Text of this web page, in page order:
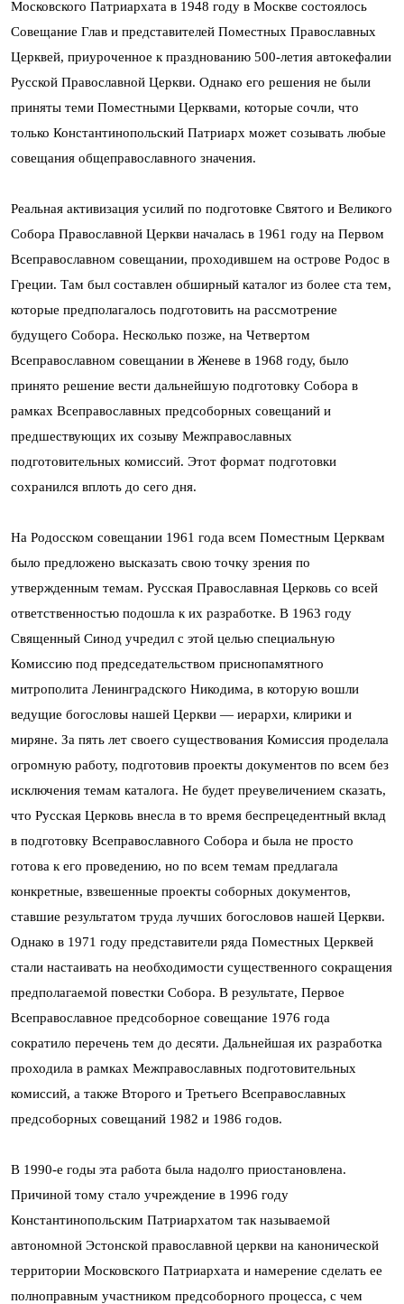
Московского Патриархата в 1948 году в Москве состоялось
Совещание Глав и представителей Поместных Православных
Церквей, приуроченное к празднованию 500-летия автокефалии
Русской Православной Церкви. Однако его решения не были
приняты теми Поместными Церквами, которые сочли, что
только Константинопольский Патриарх может созывать любые
совещания общеправославного значения.
Реальная активизация усилий по подготовке Святого и Великого
Собора Православной Церкви началась в 1961 году на Первом
Всеправославном совещании, проходившем на острове Родос в
Греции. Там был составлен обширный каталог из более ста тем,
которые предполагалось подготовить на рассмотрение
будущего Собора. Несколько позже, на Четвертом
Всеправославном совещании в Женеве в 1968 году, было
принято решение вести дальнейшую подготовку Собора в
рамках Всеправославных предсоборных совещаний и
предшествующих их созыву Межправославных
подготовительных комиссий. Этот формат подготовки
сохранился вплоть до сего дня.
На Родосском совещании 1961 года всем Поместным Церквам
было предложено высказать свою точку зрения по
утвержденным темам. Русская Православная Церковь со всей
ответственностью подошла к их разработке. В 1963 году
Священный Синод учредил с этой целью специальную
Комиссию под председательством приснопамятного
митрополита Ленинградского Никодима, в которую вошли
ведущие богословы нашей Церкви — иерархи, клирики и
миряне. За пять лет своего существования Комиссия проделала
огромную работу, подготовив проекты документов по всем без
исключения темам каталога. Не будет преувеличением сказать,
что Русская Церковь внесла в то время беспрецедентный вклад
в подготовку Всеправославного Собора и была не просто
готова к его проведению, но по всем темам предлагала
конкретные, взвешенные проекты соборных документов,
ставшие результатом труда лучших богословов нашей Церкви.
Однако в 1971 году представители ряда Поместных Церквей
стали настаивать на необходимости существенного сокращения
предполагаемой повестки Собора. В результате, Первое
Всеправославное предсоборное совещание 1976 года
сократило перечень тем до десяти. Дальнейшая их разработка
проходила в рамках Межправославных подготовительных
комиссий, а также Второго и Третьего Всеправославных
предсоборных совещаний 1982 и 1986 годов.
В 1990-е годы эта работа была надолго приостановлена.
Причиной тому стало учреждение в 1996 году
Константинопольским Патриархатом так называемой
автономной Эстонской православной церкви на канонической
территории Московского Патриархата и намерение сделать ее
полноправным участником предсоборного процесса, с чем